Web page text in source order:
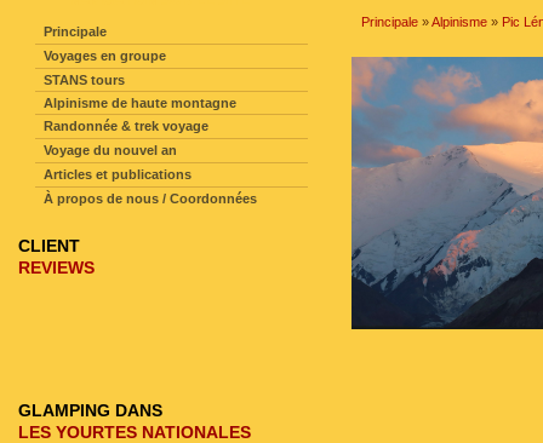
Principale »Alpinisme » Pic
Principale
Voyages en groupe
STANS tours
Alpinisme de haute montagne
Randonnée & trek voyage
Voyage du nouvel an
Articles et publications
À propos de nous / Coordonnées
CLIENT
REVIEWS
GLAMPING DANS
LES YOURTES NATIONALES